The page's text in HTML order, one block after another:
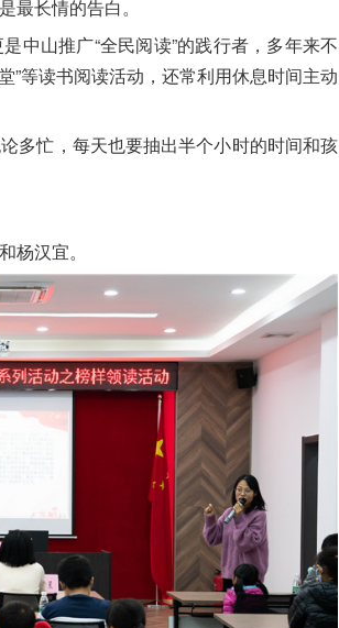
最长情的告白。
中山推广“全民阅读”的践行者，多年来不
”等读书阅读活动，还常利用休息时间主动
多忙，每天也要抽出半个小时的时间和孩
杨汉宜。